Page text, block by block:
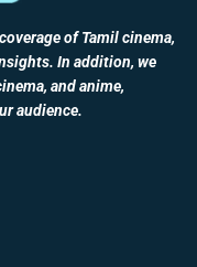
of Tamil cinema,
In addition, we
and anime,
audience.